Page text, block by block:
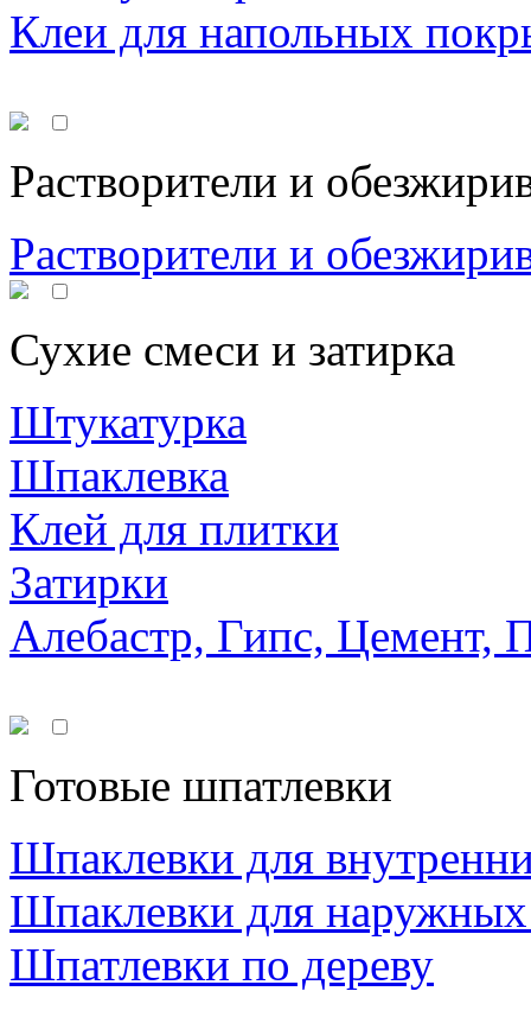
Клеи для напольных
Растворители и
Растворители и
Сухие смеси и затирка
Штукатурка
Шпаклевка
Клей для плитки
Затирки
Алебастр, Гипс, Цемент,
Готовые шпатлевки
Шпаклевки для
Шпаклевки для наружных
Шпатлевки по дереву